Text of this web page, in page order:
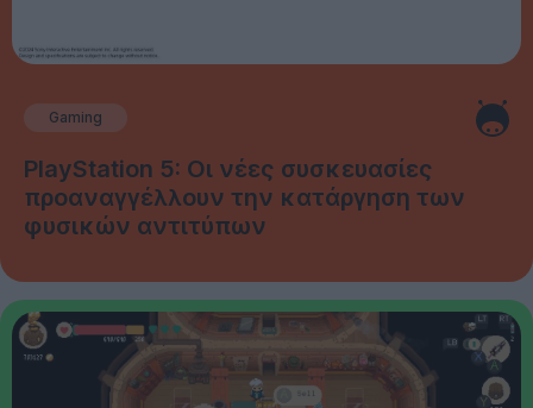
Gaming
PlayStation 5: Οι νέες συσκευασίες
προαναγγέλλουν την κατάργηση των
φυσικών αντιτύπων